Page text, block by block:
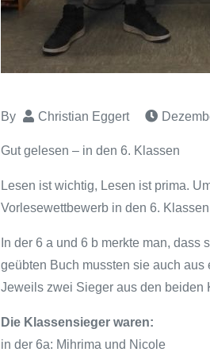
By Christian Eggert
Gut gelesen – in den 6. Klassen
Lesen ist wichtig, Lesen ist prima.
Vorlesewettbewerb in den 6. Klassen
In der 6 a und 6 b merkte man,
geübten Buch mussten sie auch
Jeweils zwei Sieger aus den beiden
Die Klassensieger waren:
in der 6a: Mihrima und Nicole